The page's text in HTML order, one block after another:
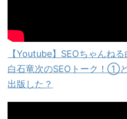
【Youtube】SEOちゃんね
白石竜次のSEOトーク！①
出版した？